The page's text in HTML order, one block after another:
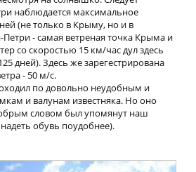
наблюдается максимальное
(не только в Крыму, но и в
Петри - самая ветреная точка Крыма и
со скоростью 15 км/час дул здесь
дней). Здесь же зарегестрирована
- 50 м/с.
по довольно неудобным и
и валунам известняка. Но оно
словом был упомянут наш
обувь поудобнее).